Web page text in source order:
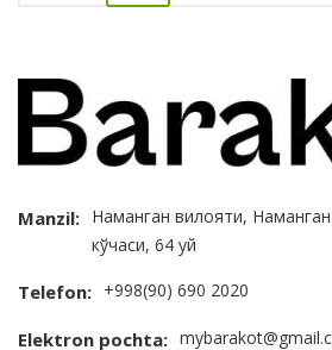
Manzil: Наманган вилояти,
кўчаси, 64 уй
Telefon: +998(90) 690 2020
Elektron pochta: